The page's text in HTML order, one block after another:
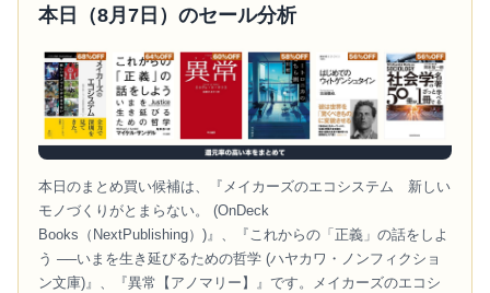
本日（8月7日）のセール分析
本日のまとめ買い候補は、『メイカーズのエコシステム 新しい
モノづくりがとまらない。 (OnDeck
Books（NextPublishing）)』、『これからの「正義」の話をしよ
う ──いまを生き延びるための哲学 (ハヤカワ・ノンフィクショ
ン文庫)』、『異常【アノマリー】』です。メイカーズのエコシ